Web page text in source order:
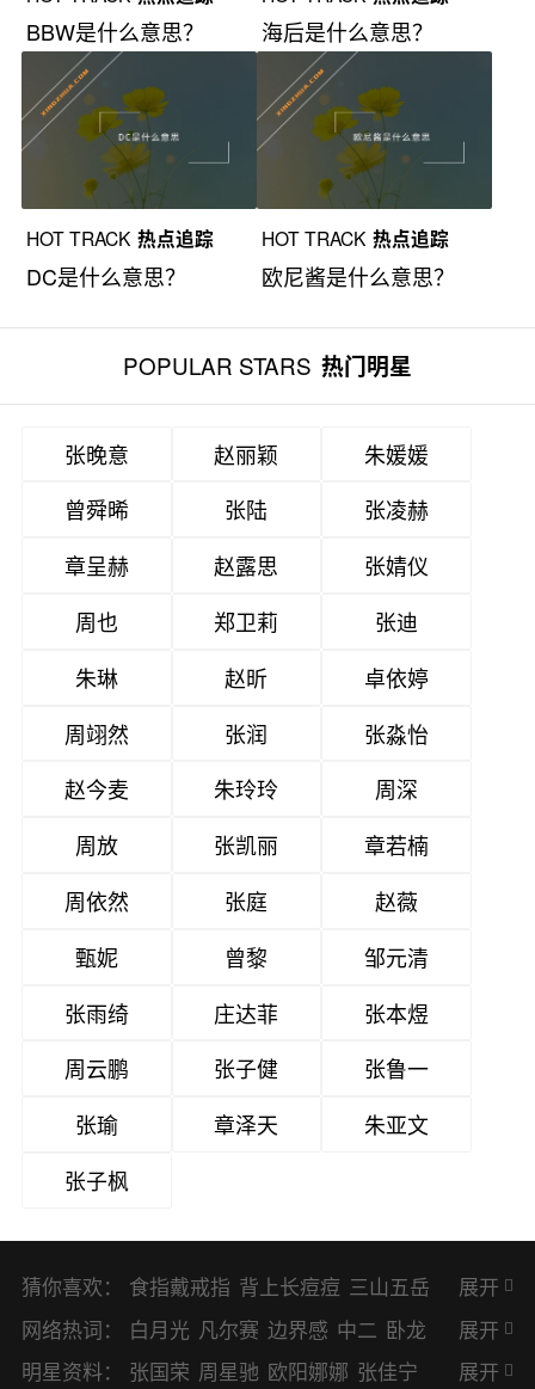
BBW是什么意思？ 海后是什么意思？
HOT TRACK 热点追踪
DC是什么意思？
HOT TRACK 热点追踪
欧尼酱是什么意思？
POPULAR STARS 热门明星
张晚意 赵丽颖
朱媛媛
曾舜晞
张陆
张凌赫
章呈赫
赵露思
张婧仪
周也
郑卫莉
张迪
朱琳
赵昕
卓依婷
周翊然
张润
张淼怡
赵今麦
朱玲玲
周深
周放
张凯丽
章若楠
周依然
张庭
赵薇
甄妮
曾黎
邹元清
张雨绮
庄达菲
张本煜
周云鹏
张子健
张鲁一
张瑜
章泽天
朱亚文
张子枫
猜你喜欢： 食指戴戒指 背上长痘痘 三山五岳
避暑胜地
展开
网络热词：
白月光 凡尔赛 边界感 中二 卧龙
凤雏 二次元 KPI EMO CP BUG
展开
明星资料：
张国荣 周星驰 欧阳娜娜 张佳宁 展开